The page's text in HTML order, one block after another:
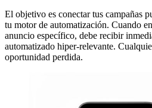
El objetivo es conectar tus campañas
tu motor de automatización. Cuando
anuncio específico, debe recibir
automatizado hiper-relevante.
oportunidad perdida.